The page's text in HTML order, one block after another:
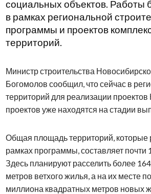
социальных объектов. Работы
в рамках региональной
программы и проектов
территорий.
Министр строительства
Богомолов сообщил, что сейчас в
территорий для реализации проектов
проектов уже находятся на стадии
Общая площадь территорий, которые
рамках программы, составляет почти
Здесь планируют расселить более
метров ветхого жилья, а на их месте
миллиона квадратных метров новых